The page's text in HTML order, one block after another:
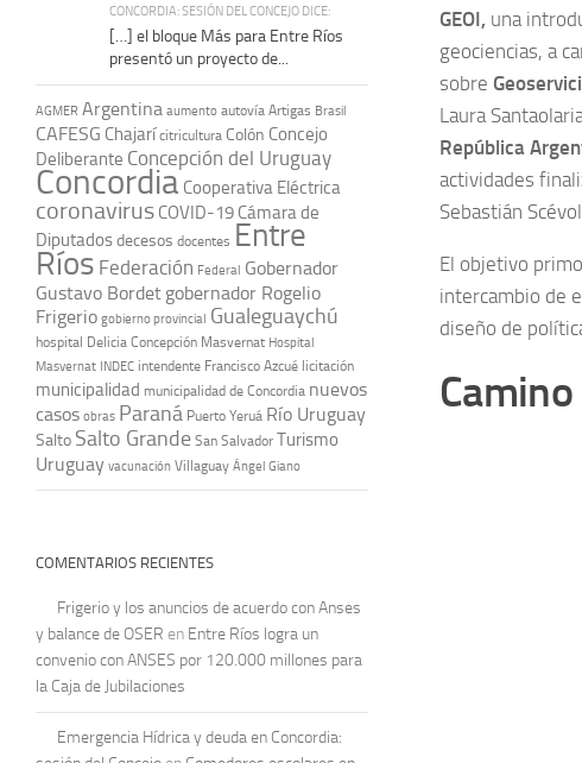
GEOI, una
geociencias, a
sobre
Laura
República
actividades
Sebastián
El objetivo
intercambio de
diseño de
Camino
CONCORDIA: SESIÓN DEL CONCEJO DICE:
[…] el bloque Más para Entre Ríos
presentó un proyecto de...
AGMER Argentina aumento autovía Artigas Brasil
CAFESG Chajarí citricultura Colón Concejo
Deliberante Concepción del Uruguay
Concordia Cooperativa Eléctrica
coronavirus COVID-19 Cámara de
Diputadosdecesos docentes Entre
Ríos Federación Federal Gobernador
Gustavo Bordet gobernador Rogelio
Frigerio gobierno provincial Gualeguaychú
hospital Delicia Concepción Masvernat Hospital
Masvernat INDEC intendente Francisco Azcué licitación
municipalidad municipalidad de Concordia nuevos
casos obras Paraná Puerto Yeruá Río Uruguay
Salto Salto Grande San Salvador Turismo
Uruguay vacunación Villaguay Ángel Giano
COMENTARIOS RECIENTES
Frigerio y los anuncios de acuerdo con Anses
y balance de OSER en Entre Ríos logra un
convenio con ANSES por 120.000 millones para
la Caja de Jubilaciones
Emergencia Hídrica y deuda en Concordia: